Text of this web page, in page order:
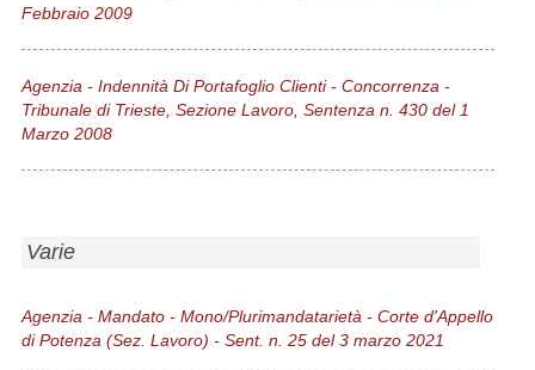
Febbraio 2009
Agenzia - Indennità Di Portafoglio Clienti - Concorrenza -
Tribunale di Trieste, Sezione Lavoro, Sentenza n. 430 del 1
Marzo 2008
Varie
Agenzia - Mandato - Mono/Plurimandatarietà - Corte d'Appello
di Potenza (Sez. Lavoro) - Sent. n. 25 del 3 marzo 2021